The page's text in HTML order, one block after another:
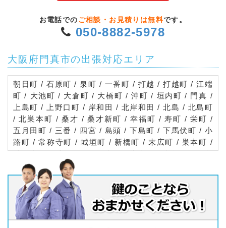
お電話での ご相談・お見積りは無料です。
050-8882-5978
大阪府門真市の出張対応エリア
朝日町 / 石原町 / 泉町 / 一番町 / 打越 / 打越町 / 江端
町 / 大池町 / 大倉町 / 大橋町 / 沖町 / 垣内町 / 門真 /
上島町 / 上野口町 / 岸和田 / 北岸和田 / 北島 / 北島町
/ 北巣本町 / 桑才 / 桑才新町 / 幸福町 / 寿町 / 栄町 /
五月田町 / 三番 / 四宮 / 島頭 / 下島町 / 下馬伏町 / 小
路町 / 常称寺町 / 城垣町 / 新橋町 / 末広町 / 巣本町 /
千石東町 / 千石西町 / 月出町 / 堂山町 / 常盤町 / 殿島
町 / 中町 / 野口 / 野里町 / 浜町 / 速見町 / ひえ島 / 東
江端町 / 東田町 / 深田町 / 舟田町 / 古川町 / 本町 / 松
生町 / 松葉町 / 三ツ島 / 御堂町 / 南野口町 / 宮野町 /
宮前町 / 向島町 / 元町 / 柳田町 / 柳町 / 横地 / 脇田町